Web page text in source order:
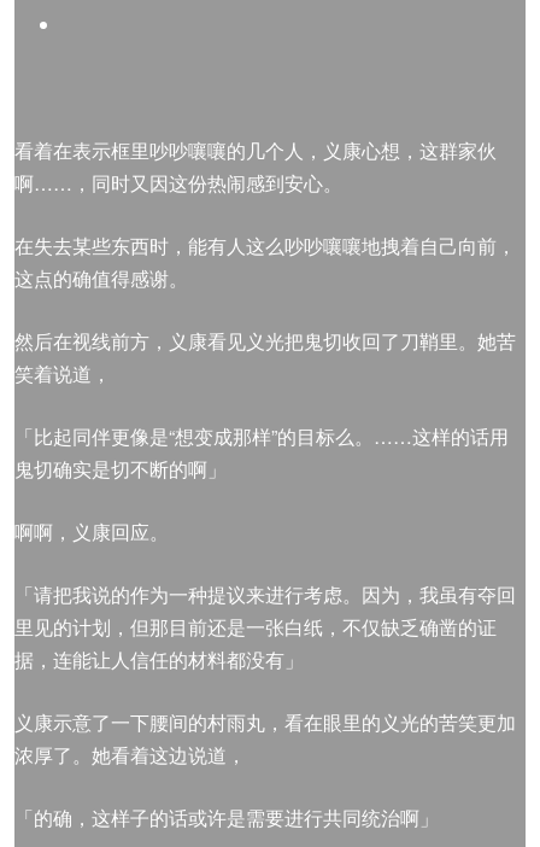
看着在表示框里吵吵嚷嚷的几个人，义康心想，这群家伙
啊……，同时又因这份热闹感到安心。
在失去某些东西时，能有人这么吵吵嚷嚷地拽着自己向前，
这点的确值得感谢。
然后在视线前方，义康看见义光把鬼切收回了刀鞘里。她苦
笑着说道，
「比起同伴更像是“想变成那样”的目标么。……这样的话用
鬼切确实是切不断的啊」
啊啊，义康回应。
「请把我说的作为一种提议来进行考虑。因为，我虽有夺回
里见的计划，但那目前还是一张白纸，不仅缺乏确凿的证
据，连能让人信任的材料都没有」
义康示意了一下腰间的村雨丸，看在眼里的义光的苦笑更加
浓厚了。她看着这边说道，
「的确，这样子的话或许是需要进行共同统治啊」